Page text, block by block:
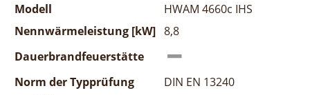
Modell
HWAM 4660c IHS
Nennwärmeleistung [kW] 8,8
Dauerbrandfeuerstätte
Norm der Typprüfung
DIN EN 13240